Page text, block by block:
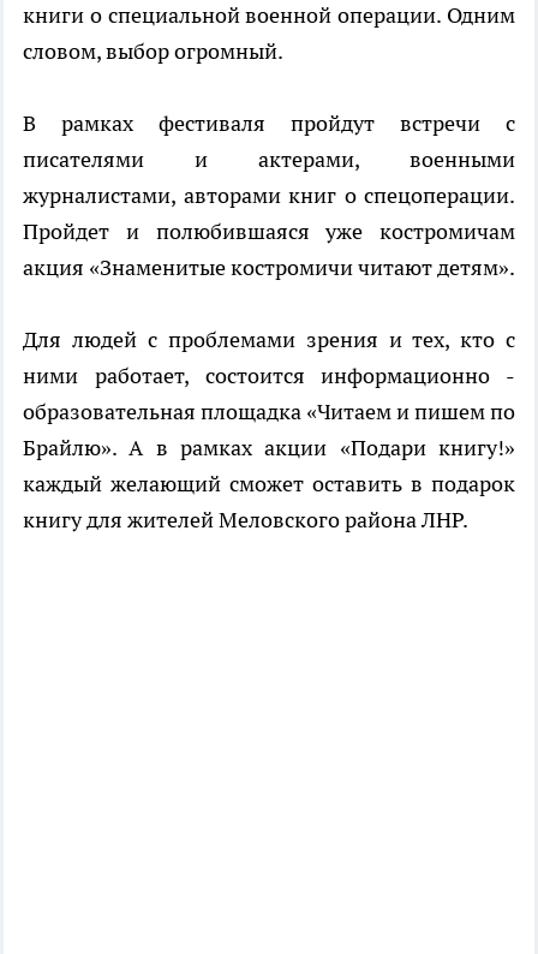
книги о специальной военной операции. Одним
словом, выбор огромный.
В рамках фестиваля пройдут встречи с
писателями и актерами, военными
журналистами, авторами книг о спецоперации.
Пройдет и полюбившаяся уже костромичам
акция «Знаменитые костромичи читают детям».
Для людей с проблемами зрения и тех, кто с
ними работает, состоится информационно -
образовательная площадка «Читаем и пишем по
Брайлю». А в рамках акции «Подари книгу!»
каждый желающий сможет оставить в подарок
книгу для жителей Меловского района ЛНР.